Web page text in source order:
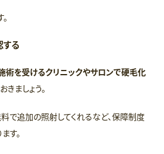
る
術を受けるクリニックやサロンで硬毛化
きましょう。
で追加の照射してくれるなど、保障制度
す。